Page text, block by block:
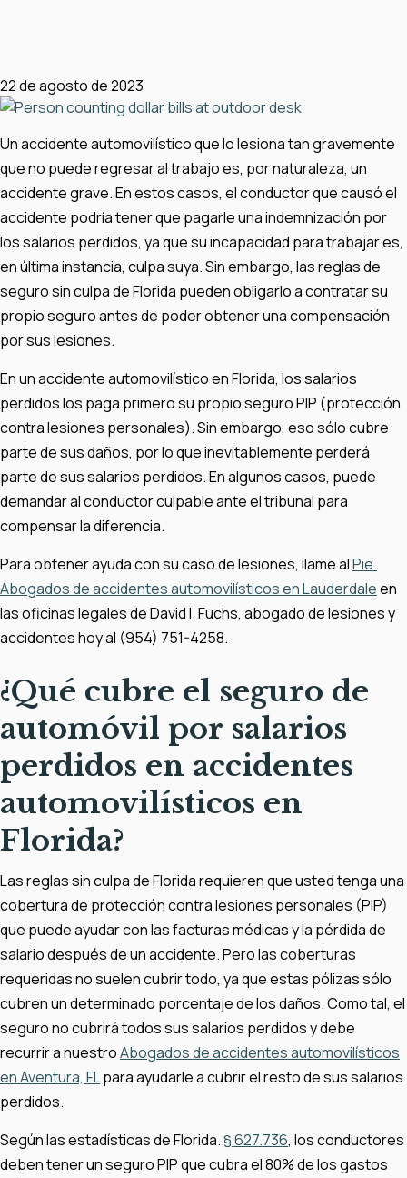
22 de agosto de 2023
Un accidente automovilístico que lo lesiona tan gravemente
que no puede regresar al trabajo es, por naturaleza, un
accidente grave. En estos casos, el conductor que causó el
accidente podría tener que pagarle una indemnización por
los salarios perdidos, ya que su incapacidad para trabajar es,
en última instancia, culpa suya. Sin embargo, las reglas de
seguro sin culpa de Florida pueden obligarlo a contratar su
propio seguro antes de poder obtener una compensación
por sus lesiones.
En un accidente automovilístico en Florida, los salarios
perdidos los paga primero su propio seguro PIP (protección
contra lesiones personales). Sin embargo, eso sólo cubre
parte de sus daños, por lo que inevitablemente perderá
parte de sus salarios perdidos. En algunos casos, puede
demandar al conductor culpable ante el tribunal para
compensar la diferencia.
Para obtener ayuda con su caso de lesiones, llame alPie.
Abogados de accidentes automovilísticos en Lauderdaleen
las oficinas legales de David I. Fuchs, abogado de lesiones y
accidentes hoy al (954) 751-4258.
¿Qué cubre el seguro de
automóvil por salarios
perdidos en accidentes
automovilísticos en
Florida?
Las reglas sin culpa de Florida requieren que usted tenga una
cobertura de protección contra lesiones personales (PIP)
que puede ayudar con las facturas médicas y la pérdida de
salario después de un accidente. Pero las coberturas
requeridas no suelen cubrir todo, ya que estas pólizas sólo
cubren un determinado porcentaje de los daños. Como tal, el
seguro no cubrirá todos sus salarios perdidos y debe
recurrir a nuestroAbogados de accidentes automovilísticos
en Aventura, FLpara ayudarle a cubrir el resto de sus salarios
perdidos.
Según las estadísticas de Florida.§ 627.736, los conductores
deben tener un seguro PIP que cubra el 80% de los gastos